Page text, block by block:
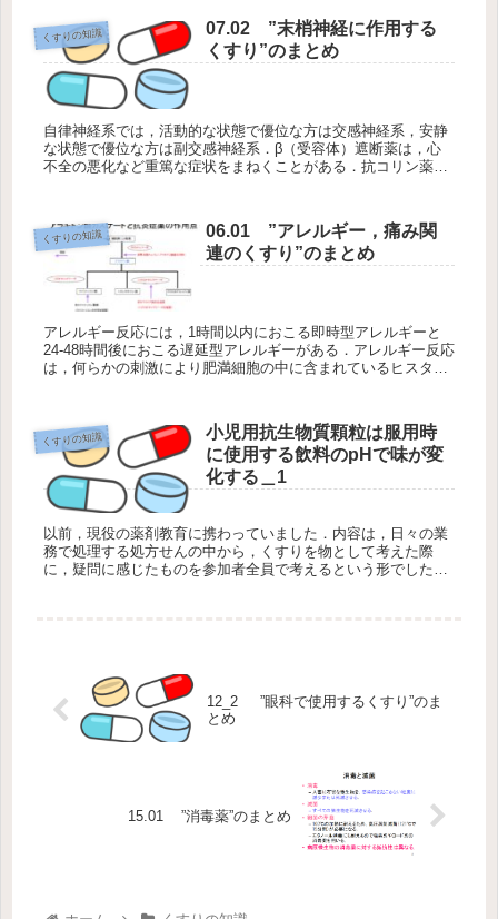
くすりの知識
07.02 ”末梢神経に作用する
くすり”のまとめ
自律神経系では，活動的な状態で優位な方は交感神経系，安静
な状態で優位な方は副交感神経系．β（受容体）遮断薬は，心
不全の悪化など重篤な症状をまねくことがある．抗コリン薬の
くすりの知識
06.01 ”アレルギー，痛み関
連のくすり”のまとめ
アレルギー反応には，1時間以内におこる即時型アレルギーと
24-48時間後におこる遅延型アレルギーがある．アレルギー反応
は，何らかの刺激により肥満細胞の中に含まれているヒスタミ
くすりの知識
小児用抗生物質顆粒は服用時
に使用する飲料のpHで味が変
化する＿1
以前，現役の薬剤教育に携わっていました．内容は，日々の業
務で処理する処方せんの中から，くすりを物として考えた際
に，疑問に感じたものを参加者全員で考えるという形でした．
12_2 ”眼科で使用するくすり”のま
とめ
15.01 ”消毒薬”のまとめ